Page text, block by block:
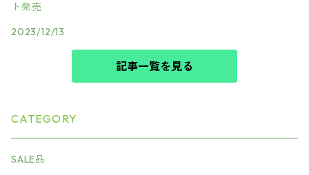
ト発売
2023/12/13
記事一覧を見る
CATEGORY
SALE品